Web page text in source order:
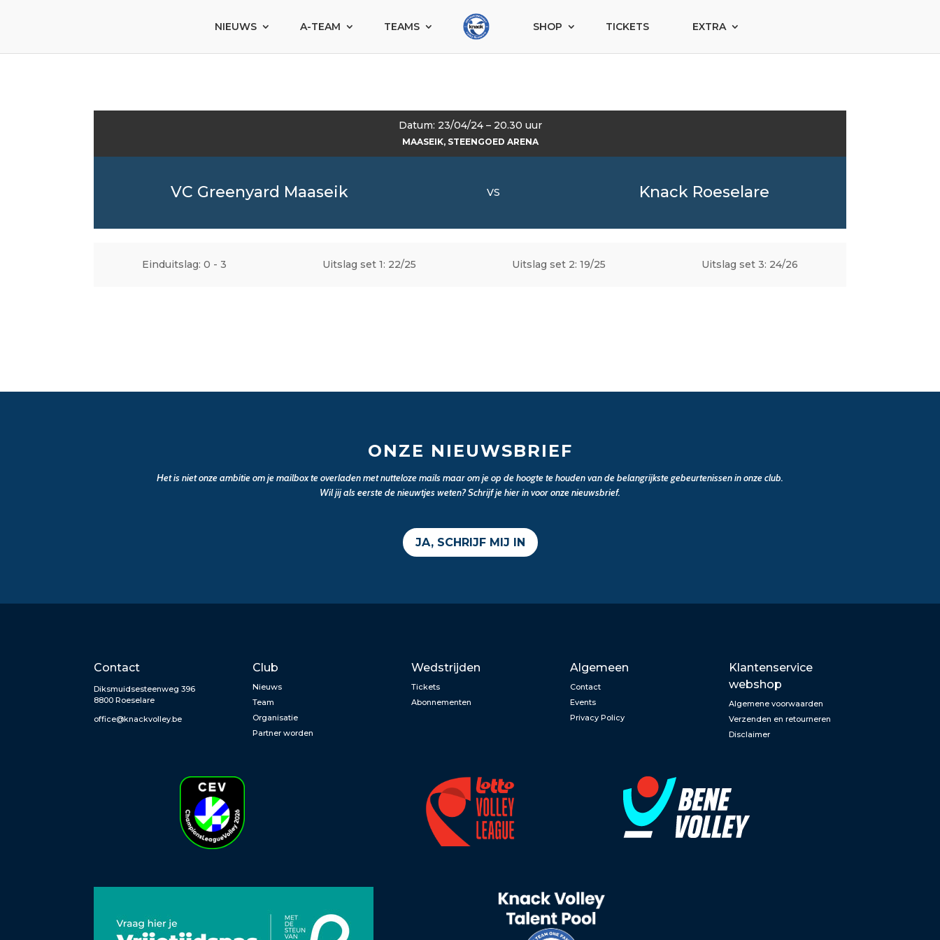
NIEUWS A-TEAM TEAMS SHOP TICKETS EXTRA
Datum: 23/04/24 – 20.30 uur
MAASEIK, STEENGOED ARENA
VC Greenyard Maaseik VS Knack Roeselare
Einduitslag: 0 - 3 Uitslag set 1: 22/25 Uitslag set 2: 19/25 Uitslag set 3: 24/26
ONZE NIEUWSBRIEF
Het is niet onze ambitie om je mailbox te overladen met nutteloze mails maar om je op de hoogte te houden van de belangrijkste gebeurtenissen in onze club.
Wil jij als eerste de nieuwtjes weten? Schrijf je hier in voor onze nieuwsbrief.
JA, SCHRIJF MIJ IN
Contact
Diksmuidsesteenweg 396
8800 Roeselare
office@knackvolley.be
Club
Nieuws
Team
Organisatie
Partner worden
Wedstrijden
Tickets
Abonnementen
Algemeen
Contact
Events
Privacy Policy
Klantenservice
webshop
Algemene voorwaarden
Verzenden en retourneren
Disclaimer